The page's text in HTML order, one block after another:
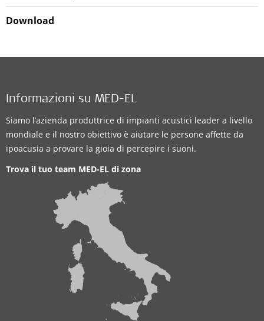
Download
Informazioni su MED-EL
Siamo l’azienda produttrice di impianti acustici leader a livello
mondiale e il nostro obiettivo è aiutare le persone affette da
ipoacusia a provare la gioia di percepire i suoni.
Trova il tuo team MED-EL di zona